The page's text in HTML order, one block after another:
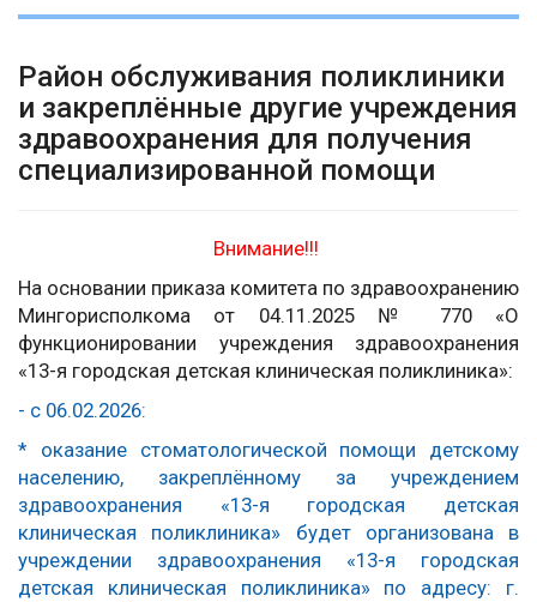
Район обслуживания поликлиники
и закреплённые другие учреждения
здравоохранения для получения
специализированной помощи
Внимание!!!
На основании приказа комитета по здравоохранению
Мингорисполкома от 04.11.2025 № 770 «О
функционировании учреждения здравоохранения
«13-я городская детская клиническая поликлиника»:
- с 06.02.2026:
* оказание стоматологической помощи детскому
населению, закреплённому за учреждением
здравоохранения «13-я городская детская
клиническая поликлиника» будет организована в
учреждении здравоохранения «13-я городская
детская клиническая поликлиника» по адресу: г.